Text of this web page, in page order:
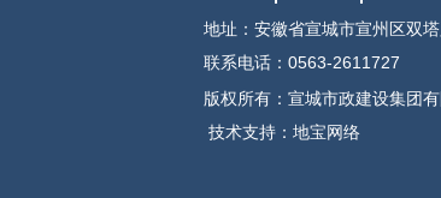
地址：安徽省宣城市宣州区双
联系电话：0563-2611727
技术支持：地宝网络
版权所有：宣城市政建设集团